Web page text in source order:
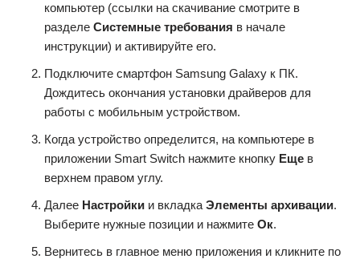
компьютер (ссылки на скачивание смотрите в
разделе Системные требования в начале
инструкции) и активируйте его.
Подключите смартфон Samsung Galaxy к ПК.
Дождитесь окончания установки драйверов для
работы с мобильным устройством.
Когда устройство определится, на компьютере в
приложении Smart Switch нажмите кнопку Еще в
верхнем правом углу.
Далее Настройки и вкладка Элементы архивации.
Выберите нужные позиции и нажмите Ок.
Вернитесь в главное меню приложения и кликните по